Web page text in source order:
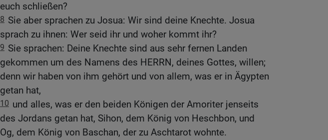
euch schließen?
8 Sie aber sprachen zu Josua: Wir sind deine Knechte. Josua
sprach zu ihnen: Wer seid ihr und woher kommt ihr?
9 Sie sprachen: Deine Knechte sind aus sehr fernen Landen
gekommen um des Namens des HERRN, deines Gottes, willen;
denn wir haben von ihm gehört und von allem, was er in Ägypten
getan hat,
10 und alles, was er den beiden Königen der Amoriter jenseits
des Jordans getan hat, Sihon, dem König von Heschbon, und
Og, dem König von Baschan, der zu Aschtarot wohnte.